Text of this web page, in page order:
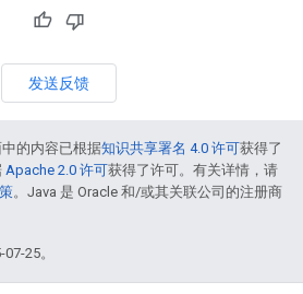
发送反馈
的内容已根据知识共享署名 4.0 许可获得了
Apache 2.0 许可获得了许可。有关详情，请
。Java 是 Oracle 和/或其关联公司的注册商
25。